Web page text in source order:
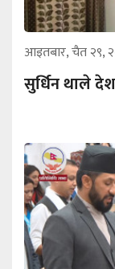
आइतबार, चैत २९,
सुर्धिन थाले